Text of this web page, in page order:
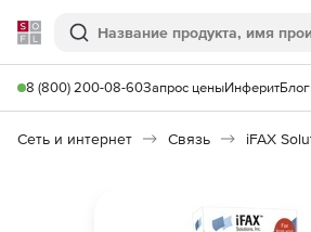
Softline
Поиск
8 (800) 200-08-60Запрос ценыИнферитБлог
Сеть и интернет Связь